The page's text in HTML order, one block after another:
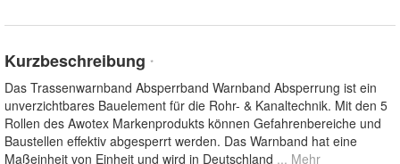
Kurzbeschreibung *
Das Trassenwarnband Absperrband Warnband Absperrung ist ein
unverzichtbares Bauelement für die Rohr- & Kanaltechnik. Mit den 5
Rollen des Awotex Markenprodukts können Gefahrenbereiche und
Baustellen effektiv abgesperrt werden. Das Warnband hat eine
Maßeinheit von Einheit und wird in Deutschland ... Mehr